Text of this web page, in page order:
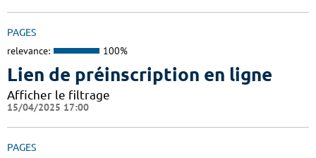
PAGES
relevance: 100%
Lien de préinscription en ligne
Afficher le filtrage
15/04/2025 17:00
PAGES